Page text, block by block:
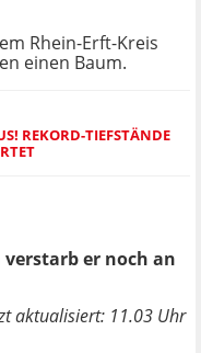
Rhein-Erft-Kreis
einen Baum.
REKORD-TIEFSTÄNDE
er noch an
aktualisiert: 11.03 Uhr